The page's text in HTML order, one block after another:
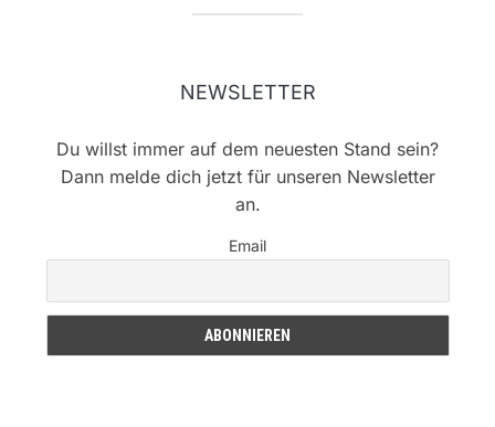
NEWSLETTER
Du willst immer auf dem neuesten Stand sein?
Dann melde dich jetzt für unseren Newsletter
an.
Email